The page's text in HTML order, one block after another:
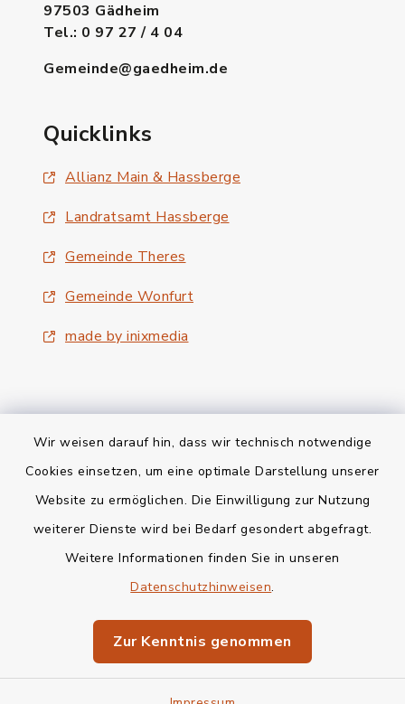
Wir weisen darauf hin, dass wir technisch notwendige
Cookies einsetzen, um eine optimale Darstellung unserer
Website zu ermöglichen. Die Einwilligung zur Nutzung
weiterer Dienste wird bei Bedarf gesondert abgefragt.
Weitere Informationen finden Sie in unseren
Datenschutzhinweisen.
Zur Kenntnis genommen
97503 Gädheim
Tel.: 0 97 27 / 4 04
Gemeinde@gaedheim.de
Quicklinks
Allianz Main & Hassberge
Landratsamt Hassberge
Gemeinde Theres
Gemeinde Wonfurt
made by inixmedia
Kontakt
Barrierefreiheit
Impressum